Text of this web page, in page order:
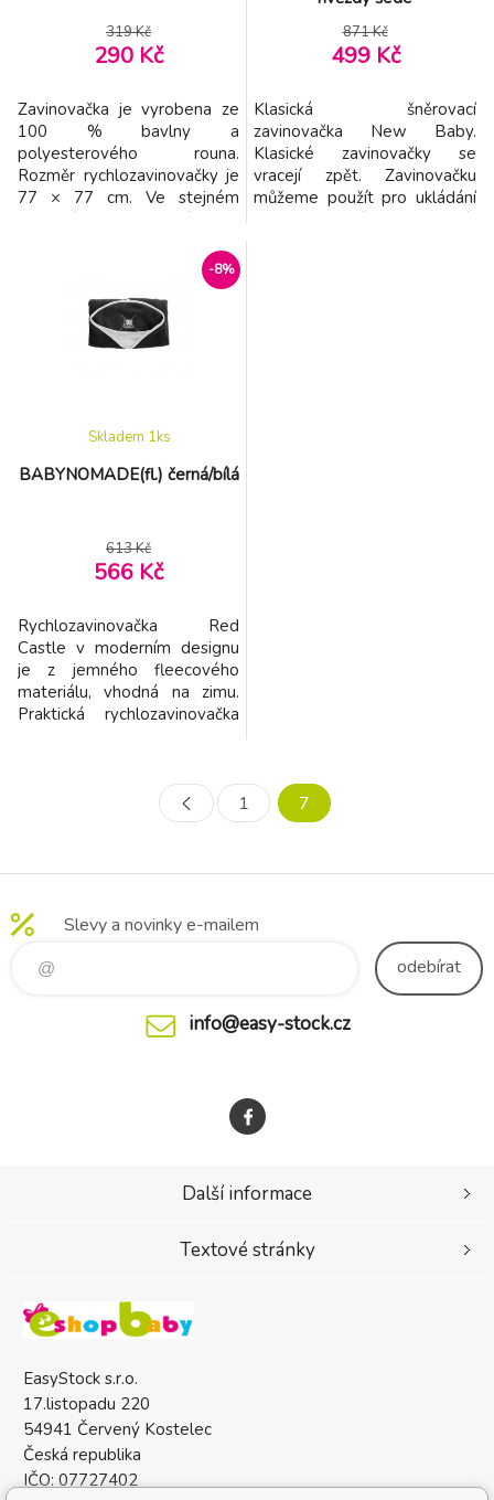
319 Kč
290 Kč
Zavinovačka je vyrobena ze
100 % bavlny a
polyesterového rouna.
Rozměr rychlozavinovačky je
77 × 77 cm. Ve stejném
soupravy do postýlek a také
871 Kč
499 Kč
Klasická šněrovací
zavinovačka New Baby.
Klasické zavinovačky se
vracejí zpět. Zavinovačku
můžeme použít pro ukládání
-8%
BABYNOMADE(fl.) černá/bílá
Skladem 1ks
613 Kč
566 Kč
Rychlozavinovačka Red
Castle v moderním designu
je z jemného fleecového
materiálu, vhodná na zimu.
Praktická rychlozavinovačka
a pohodlí a díky suchým
zipům se snadno otvírá.
Rychlozavinovačku je možno
nosítka, nebo jednoduše při
BABYNOMADE je k dostání
1 7
Slevy a novinky e-mailem
odebírat
info@easy-stock.cz
EasyStock s.r.o.
17.listopadu 220
54941 Červený Kostelec
Česká republika
IČO: 07727402
Další informace
Textové stránky